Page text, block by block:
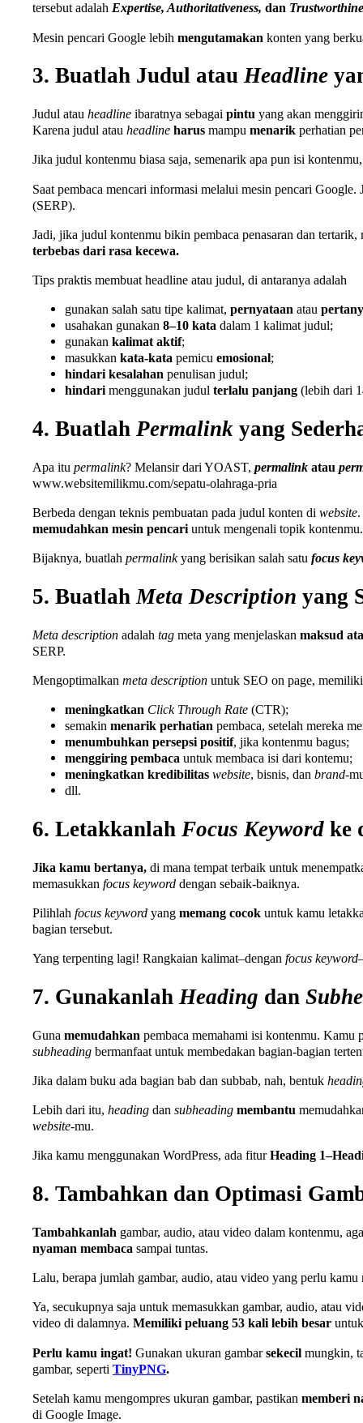
tersebut adalah Expertise, Authoritativeness, dan
Mesin pencari Google lebih mengutamakan konten yang
3. Buatlah Judul atauHeadline
Judul atau headline ibaratnya sebagai pintu yang akan
Karena judul atau headline harus mampu menarik perhatian
Jika judul kontenmu biasa saja, semenarik apa pun isi
Saat pembaca mencari informasi melalui mesin pencari
(SERP).
Jadi, jika judul kontenmu bikin pembaca penasaran dan
terbebas dari rasa kecewa.
Tips praktis membuat headline atau judul, di antaranya adalah
gunakan salah satu tipe kalimat, pernyataan atau
usahakan gunakan 8–10 kata dalam 1 kalimat judul;
gunakan kalimat aktif;
masukkan kata-kata pemicu emosional;
hindari kesalahan penulisan judul;
hindarimenggunakan judul terlalu panjang (lebih dari
4. Buatlah Permalink yang
Apa itu permalink? Melansir dari YOAST, permalink atau
www.websitemilikmu.com/sepatu-olahraga-pria
Berbeda dengan teknis pembuatan pada judul konten di website
memudahkan mesin pencariuntuk mengenali topik kontenmu.
Bijaknya, buatlah permalinkyang berisikan salah satu focus
5. BuatlahMeta Description yang
Meta description adalah tag meta yang menjelaskan maksud
SERP.
Mengoptimalkan meta description untuk SEO on page,
meningkatkan Click Through Rate (CTR);
semakin menarik perhatian pembaca, setelah mereka
menumbuhkan persepsi positif, jika kontenmu bagus;
menggiring pembaca untuk membaca isi dari kontemu;
meningkatkan kredibilitas website, bisnis, dan brand-
dll.
6. Letakkanlah Focus Keyword ke
Jika kamu bertanya, di mana tempat terbaik untuk
memasukkan focus keyword dengan sebaik-baiknya.
Pilihlah focus keyword yang memang cocok untuk kamu
bagian tersebut.
Yang terpenting lagi! Rangkaian kalimat–dengan focus keyword
7. Gunakanlah Heading dan
Guna memudahkan pembaca memahami isi kontenmu.
subheading bermanfaat untuk membedakan bagian-bagian
Jika dalam buku ada bagian bab dan subbab, nah, bentuk
Lebih dari itu, heading dan subheading membantu
website-mu.
Jika kamu menggunakan WordPress, ada fiturHeading
8. Tambahkan dan Optimasi
Tambahkanlah gambar, audio, atau video dalam kontenmu,
nyaman membaca sampai tuntas.
Lalu, berapa jumlah gambar, audio, atau video yang perlu
Ya, secukupnya saja untuk memasukkan gambar, audio, atau
video di dalamnya. Memiliki peluang 53 kali lebih besar
Perlu kamu ingat! Gunakan ukuran gambarsekecil mungkin,
gambar, seperti TinyPNG.
Setelah kamu mengompres ukuran gambar, pastikan memberi
di Google Image.